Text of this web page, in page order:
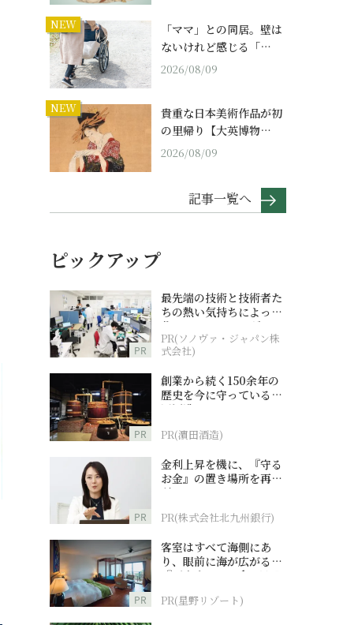
NEW
「ママ」との同居。壁は
ないけれど感じる「…
2026/08/09
NEW
貴重な日本美術作品が初
の里帰り【大英博物…
2026/08/09
記事一覧へ
ピックアップ
PR
最先端の技術と技術者た
ちの熱い気持ちによって
作られているオーダーメ
イド補聴器
PR(ソノヴァ・ジャパン株
式会社)
PR
創業から続く150余年の
歴史を今に守っている濵
田酒造
PR(濵田酒造)
PR
金利上昇を機に、『守る
お金』の置き場所を再検
討
PR(株式会社北九州銀行)
PR
客室はすべて海側にあ
り、眼前に海が広がる
『西表島ホテル by 星野
PR(星野リゾート)